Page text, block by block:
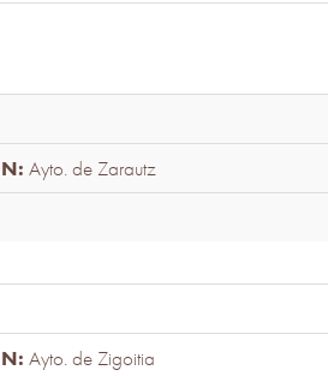
Ayto. de Zarautz
Ayto. de Zigoitia